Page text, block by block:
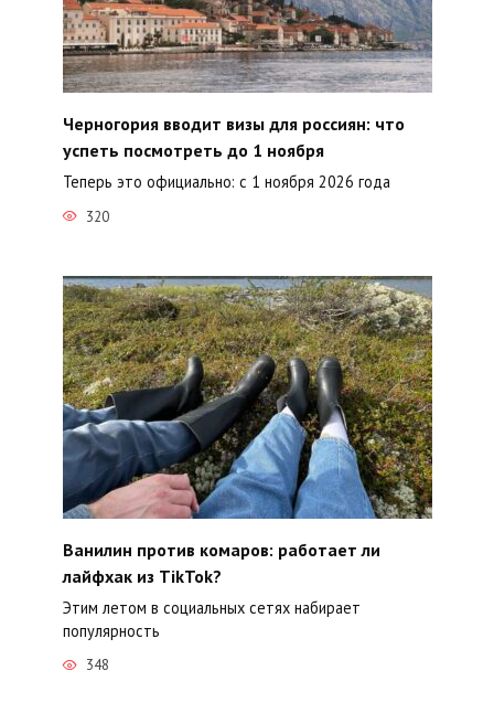
Черногория вводит визы для россиян: что
успеть посмотреть до 1 ноября
Теперь это официально: с 1 ноября 2026 года
320
Ванилин против комаров: работает ли
лайфхак из TikTok?
Этим летом в социальных сетях набирает
популярность
348